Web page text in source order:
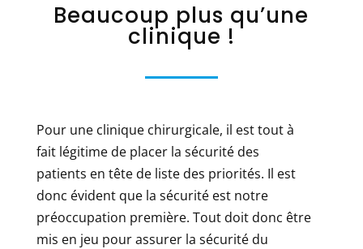
Beaucoup plus qu’une
clinique !
Pour une clinique chirurgicale, il est tout à
fait légitime de placer la sécurité des
patients en tête de liste des priorités. Il est
donc évident que la sécurité est notre
préoccupation première. Tout doit donc être
mis en jeu pour assurer la sécurité du